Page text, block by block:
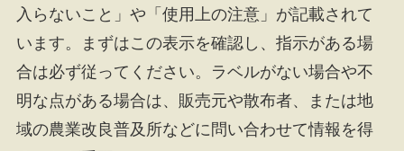
入らないこと」や「使用上の注意」が記載されて
います。まずはこの表示を確認し、指示がある場
合は必ず従ってください。ラベルがない場合や不
明な点がある場合は、販売元や散布者、または地
域の農業改良普及所などに問い合わせて情報を得